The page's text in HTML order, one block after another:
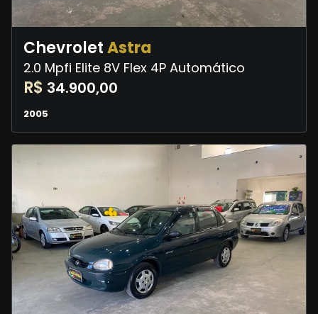
ChevroletAstra
2.0 Mpfi Elite 8V Flex 4P Automático
R$ 34.900,00
2005